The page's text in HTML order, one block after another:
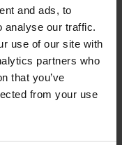
and ads, to
analyse our traffic.
use of our site with
partners who
that you’ve
from your use
12 mini Ø45 Taklampe